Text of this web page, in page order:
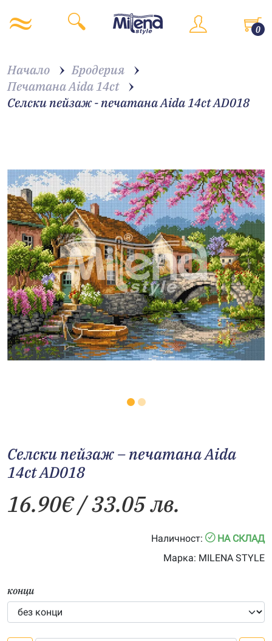
0
Начало
Бродерия
Печатана Aida 14ct
Селски пейзаж - печатана Aida 14ct AD018
Селски пейзаж – печатана Aida
14ct AD018
16.90€/ 33.05 лв.
Наличност:
НА СКЛАД
Марка: MILENA STYLE
конци